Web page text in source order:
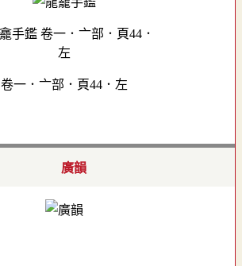
卷一．亠部．頁44．左
廣韻